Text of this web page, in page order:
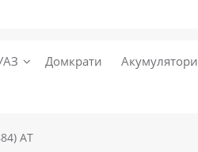
Домкрати
Акумулятори
АТ